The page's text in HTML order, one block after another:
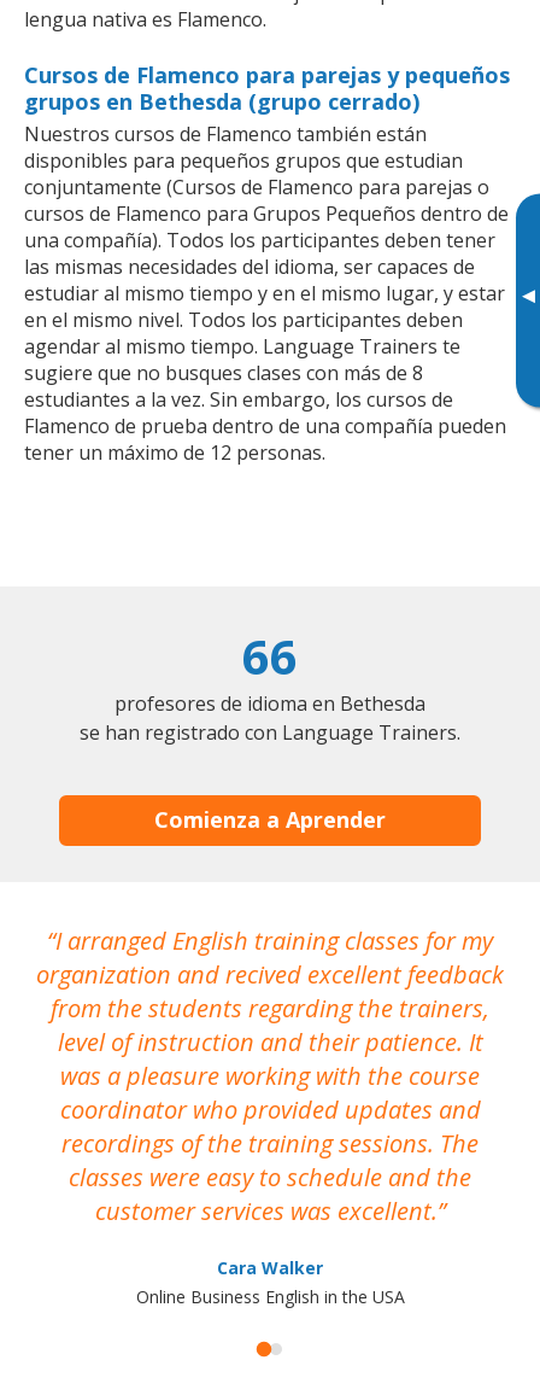
▸
lengua nativa es Flamenco.
Cursos de Flamenco para parejas y pequeños
grupos en Bethesda (grupo cerrado)
Nuestros cursos de Flamenco también están
disponibles para pequeños grupos que estudian
conjuntamente (Cursos de Flamenco para parejas o
cursos de Flamenco para Grupos Pequeños dentro de
una compañía). Todos los participantes deben tener
las mismas necesidades del idioma, ser capaces de
estudiar al mismo tiempo y en el mismo lugar, y estar
en el mismo nivel. Todos los participantes deben
agendar al mismo tiempo. Language Trainers te
sugiere que no busques clases con más de 8
estudiantes a la vez. Sin embargo, los cursos de
Flamenco de prueba dentro de una compañía pueden
tener un máximo de 12 personas.
66
profesores de idioma en Bethesda
se han registrado con Language Trainers.
Comienza a Aprender
I arranged English training classes for my
organization and recived excellent feedback
from the students regarding the trainers,
level of instruction and their patience. It
was a pleasure working with the course
coordinator who provided updates and
recordings of the training sessions. The
classes were easy to schedule and the
customer services was excellent.
Cara Walker
Online Business English in the USA